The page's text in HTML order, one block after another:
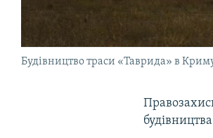
Будівництво траси «Таврида» в